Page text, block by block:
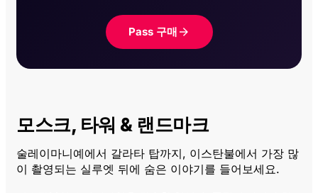
Pass 구매
모스크, 타워 & 랜드마크
술레이마니예에서 갈라타 탑까지, 이스탄불에서 가장 많
이 촬영되는 실루엣 뒤에 숨은 이야기를 들어보세요.